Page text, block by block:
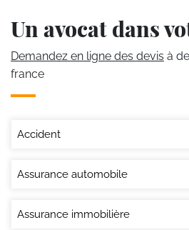
Un avocat dans
Demandez en ligne des devis à
france
Accident
Assurance automobile
Assurance immobilière